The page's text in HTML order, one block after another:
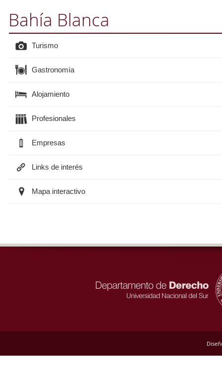
Bahía Blanca
Turismo
Gastronomía
Alojamiento
Profesionales
Empresas
Links de interés
Mapa interactivo